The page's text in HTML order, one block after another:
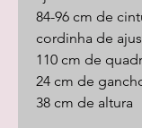
84-96 cm de
cordinha de
110 cm de
24 cm de
38 cm de altura